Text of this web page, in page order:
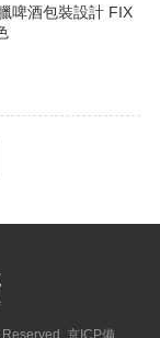
啤酒包裝設計 FIX
京ICP備